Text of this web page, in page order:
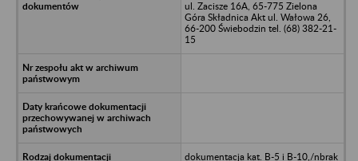
ul. Zacisze 16A, 65-775 Zielona
Góra Składnica Akt ul. Wałowa 26,
66-200 Świebodzin tel. (68) 382-21-
15
dokumentacja kat. B-5 i B-10,/nbrak